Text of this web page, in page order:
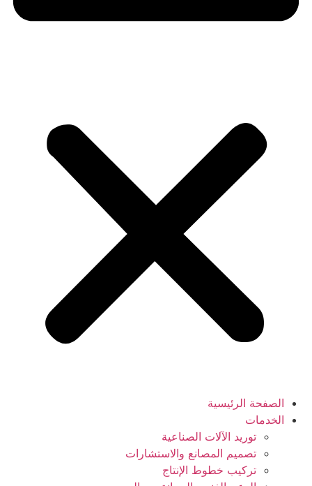
الصفحة الرئيسية
الخدمات
توريد الآلات الصناعية
تصميم المصانع والاستشارات
تركيب خطوط الإنتاج